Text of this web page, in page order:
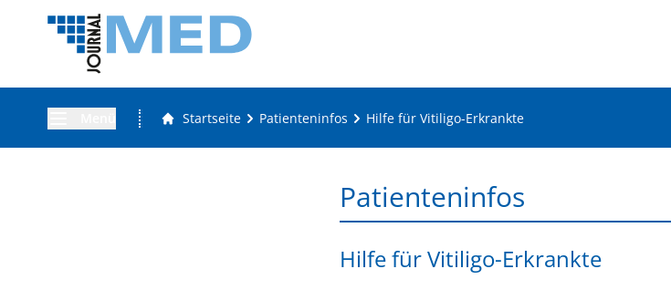
Startseite Patienteninfos Hilfe für Vitiligo-Erkrankte
Patienteninfos
Hilfe für Vitiligo-Erkrankte